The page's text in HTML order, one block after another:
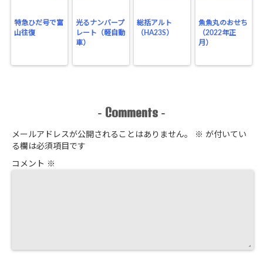
特急ひだ号で富
山往復
光るナンバープ
レート（軽自動
車）
総括アルト
（HA23S）
魚魚丸のおせち
（2022年正
月）
- Comments -
メールアドレスが公開されることはありません。 ※ が付いてい
る欄は必須項目です
コメント ※